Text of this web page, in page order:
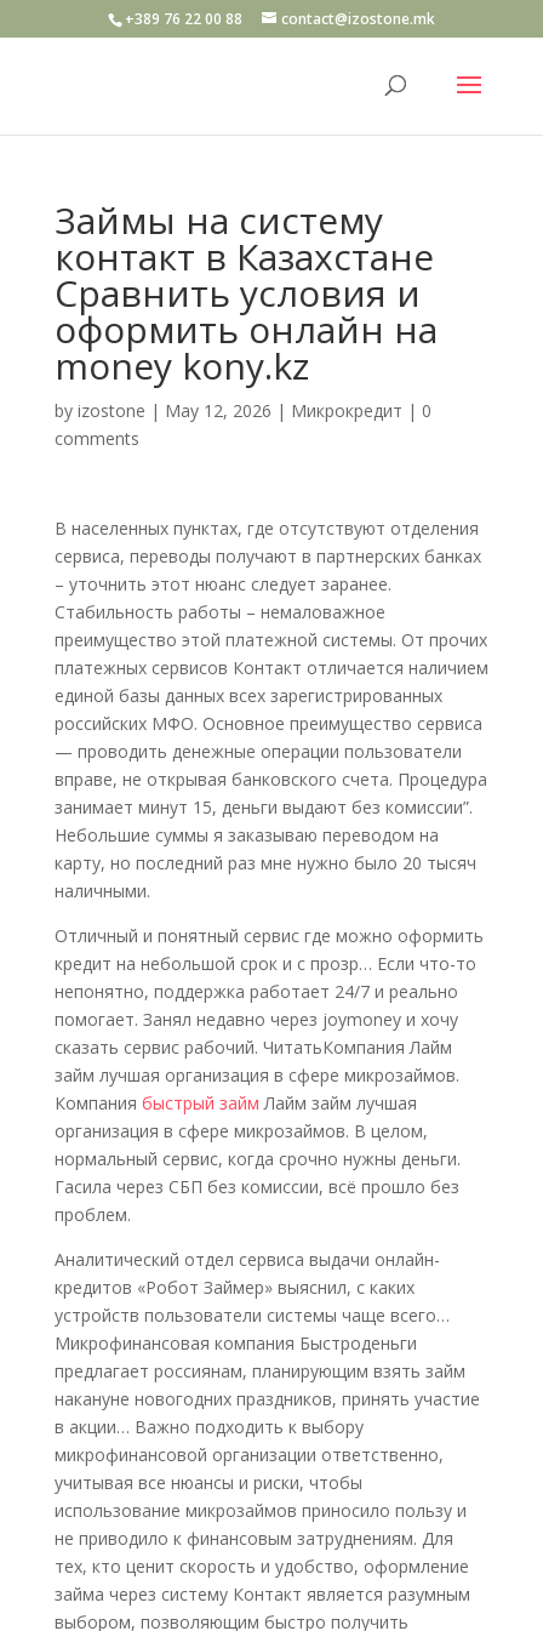
+389 76 22 00 88 contact@izostone.mk
Займы на систему
контакт в Казахстане
Сравнить условия и
оформить онлайн на
money kony.kz
by izostone | May 12, 2026 | Микрокредит | 0
comments
В населенных пунктах, где отсутствуют отделения
сервиса, переводы получают в партнерских банках
– уточнить этот нюанс следует заранее.
Стабильность работы – немаловажное
преимущество этой платежной системы. От прочих
платежных сервисов Контакт отличается наличием
единой базы данных всех зарегистрированных
российских МФО. Основное преимущество сервиса
— проводить денежные операции пользователи
вправе, не открывая банковского счета. Процедура
занимает минут 15, деньги выдают без комиссии”.
Небольшие суммы я заказываю переводом на
карту, но последний раз мне нужно было 20 тысяч
наличными.
Отличный и понятный сервис где можно оформить
кредит на небольшой срок и с прозр… Если что-то
непонятно, поддержка работает 24/7 и реально
помогает. Занял недавно через joymoney и хочу
сказать сервис рабочий. ЧитатьКомпания Лайм
займ лучшая организация в сфере микрозаймов.
Компания быстрый займ Лайм займ лучшая
организация в сфере микрозаймов. В целом,
нормальный сервис, когда срочно нужны деньги.
Гасила через СБП без комиссии, всё прошло без
проблем.
Аналитический отдел сервиса выдачи онлайн-
кредитов «Робот Займер» выяснил, с каких
устройств пользователи системы чаще всего…
Микрофинансовая компания Быстроденьги
предлагает россиянам, планирующим взять займ
накануне новогодних праздников, принять участие
в акции… Важно подходить к выбору
микрофинансовой организации ответственно,
учитывая все нюансы и риски, чтобы
использование микрозаймов приносило пользу и
не приводило к финансовым затруднениям. Для
тех, кто ценит скорость и удобство, оформление
займа через систему Контакт является разумным
выбором, позволяющим быстро получить